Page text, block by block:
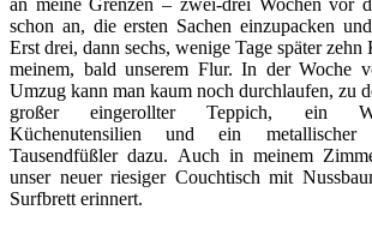
an meine Grenzen – zwei-drei Wochen vor
schon an, die ersten Sachen einzupacken
Erst drei, dann sechs, wenige Tage später zehn
meinem, bald unserem Flur. In der Woche
Umzug kann man kaum noch durchlaufen, zu
großer eingerollter Teppich, ein
Küchenutensilien und ein metallischer
Tausendfüßler dazu. Auch in meinem
unser neuer riesiger Couchtisch mit
Surfbrett erinnert.